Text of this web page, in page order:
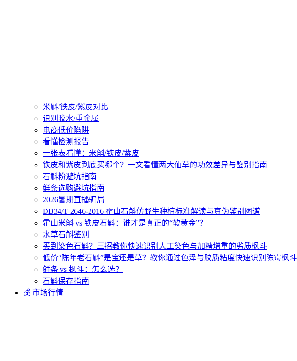
米斛/铁皮/紫皮对比
识别胶水/重金属
电商低价陷阱
看懂检测报告
一张表看懂：米斛/铁皮/紫皮
铁皮和紫皮到底买哪个？一文看懂两大仙草的功效差异与鉴别指南
石斛粉避坑指南
鲜条选购避坑指南
2026暑期直播骗局
DB34/T 2646-2016 霍山石斛仿野生种植标准解读与真伪鉴别图谱
霍山米斛 vs 铁皮石斛：谁才是真正的“软黄金”？
水草石斛鉴别
买到染色石斛？三招教你快速识别人工染色与加糖增重的劣质枫斗
低价“陈年老石斛”是宝还是草？教你通过色泽与胶质粘度快速识别陈霉枫斗
鲜条 vs 枫斗：怎么选？
石斛保存指南
💰 市场行情